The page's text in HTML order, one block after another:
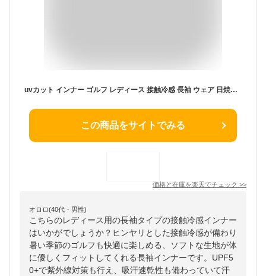
uvカット インナー ゴルフ レディース 接触冷感 長袖 ウェア 日焼け対策 ストレッチ ひんやり 夏 スポーツシャツ ゴルフウェア 吸汗 速乾 スポーツウェア
この商品をサイトでみる
価格と在庫を楽天でチェック >>
オロロ(40代・男性)
こちらのレディース用の長袖タイプの接触冷感インナー
はいかがでしょうか？ヒンヤリとした接触冷感が備わり
暑い季節のゴルフも快適に楽しめる、ソフトな生地が体
に優しくフィットしてくれる長袖インナーです。UPF5
0+で紫外線対策も行え、吸汗速乾性も備わっていて汗